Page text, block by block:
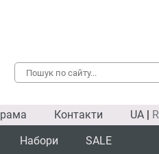
Контакти UA |
Набори SALE